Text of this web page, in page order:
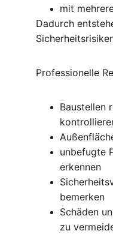
mit
Dadurch
Professionelle
Baustellen
unbefugte
erkennen
bemerken
Schäden
zu